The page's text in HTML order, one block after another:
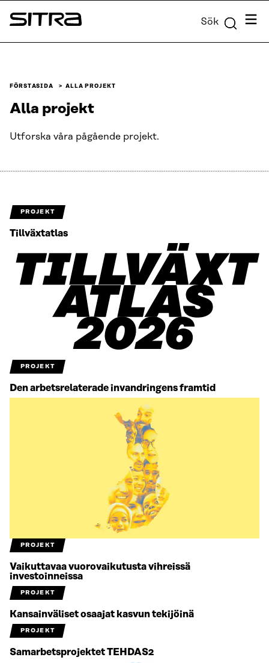
Skip to
content
Sitra Sök Meny
FÖRSTASIDA ALLA PROJEKT
Alla projekt
Utforska våra pågående projekt.
PROJEKT
Tillväxtatlas
PROJEKT
Den arbetsrelaterade invandringens framtid
PROJEKT
Vaikuttavaa vuorovaikutusta vihreissä
investoinneissa
PROJEKT
Kansainväliset osaajat kasvun tekijöinä
PROJEKT
Samarbetsprojektet TEHDAS2